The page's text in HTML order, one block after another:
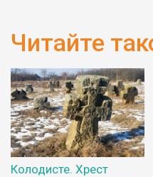
Читайте
Колодисте. Хрест